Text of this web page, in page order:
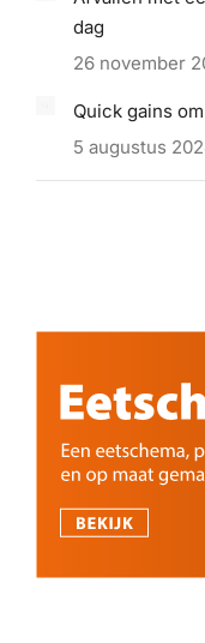
dag
26 november
Quick gains
5 augustus